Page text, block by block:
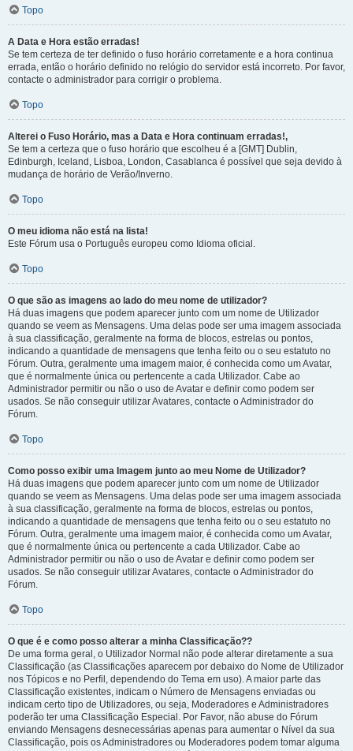
Topo
A Data e Hora estão erradas!
Se tem certeza de ter definido o fuso horário corretamente e a hora continua
errada, então o horário definido no relógio do servidor está incorreto. Por favor,
contacte o administrador para corrigir o problema.
Topo
Alterei o Fuso Horário, mas a Data e Hora continuam erradas!,
Se tem a certeza que o fuso horário que escolheu é a [GMT] Dublin,
Edinburgh, Iceland, Lisboa, London, Casablanca é possível que seja devido à
mudança de horário de Verão/Inverno.
Topo
O meu idioma não está na lista!
Este Fórum usa o Português europeu como Idioma oficial.
Topo
O que são as imagens ao lado do meu nome de utilizador?
Há duas imagens que podem aparecer junto com um nome de Utilizador
quando se veem as Mensagens. Uma delas pode ser uma imagem associada
à sua classificação, geralmente na forma de blocos, estrelas ou pontos,
indicando a quantidade de mensagens que tenha feito ou o seu estatuto no
Fórum. Outra, geralmente uma imagem maior, é conhecida como um Avatar,
que é normalmente única ou pertencente a cada Utilizador. Cabe ao
Administrador permitir ou não o uso de Avatar e definir como podem ser
usados. Se não conseguir utilizar Avatares, contacte o Administrador do
Fórum.
Topo
Como posso exibir uma Imagem junto ao meu Nome de Utilizador?
Há duas imagens que podem aparecer junto com um nome de Utilizador
quando se veem as Mensagens. Uma delas pode ser uma imagem associada
à sua classificação, geralmente na forma de blocos, estrelas ou pontos,
indicando a quantidade de mensagens que tenha feito ou o seu estatuto no
Fórum. Outra, geralmente uma imagem maior, é conhecida como um Avatar,
que é normalmente única ou pertencente a cada Utilizador. Cabe ao
Administrador permitir ou não o uso de Avatar e definir como podem ser
usados. Se não conseguir utilizar Avatares, contacte o Administrador do
Fórum.
Topo
O que é e como posso alterar a minha Classificação??
De uma forma geral, o Utilizador Normal não pode alterar diretamente a sua
Classificação (as Classificações aparecem por debaixo do Nome de Utilizador
nos Tópicos e no Perfil, dependendo do Tema em uso). A maior parte das
Classificação existentes, indicam o Número de Mensagens enviadas ou
indicam certo tipo de Utilizadores, ou seja, Moderadores e Administradores
poderão ter uma Classificação Especial. Por Favor, não abuse do Fórum
enviando Mensagens desnecessárias apenas para aumentar o Nível da sua
Classificação, pois os Administradores ou Moderadores podem tomar alguma